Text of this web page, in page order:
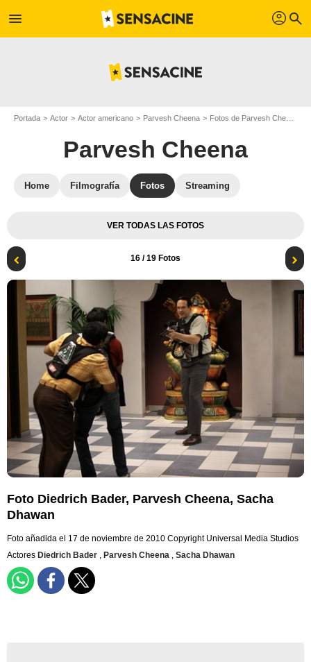
menu profil search
Portada Actor Actor americano Parvesh Cheena Fotos de Parvesh Cheena
Parvesh Cheena
Home Filmografía Fotos Streaming
VER TODAS LAS FOTOS
16 / 19 Fotos
Foto Diedrich Bader, Parvesh Cheena, Sacha
Dhawan
Foto añadida el 17 de noviembre de 2010 Copyright Universal Media Studios
Actores Diedrich Bader , Parvesh Cheena , Sacha Dhawan